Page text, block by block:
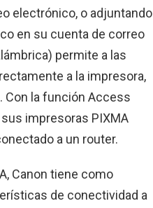
electrónico, o adjuntando
en su cuenta de correo
permite a las
a la impresora,
Con la función Access
impresoras PIXMA
a un router.
Canon tiene como
de conectividad a